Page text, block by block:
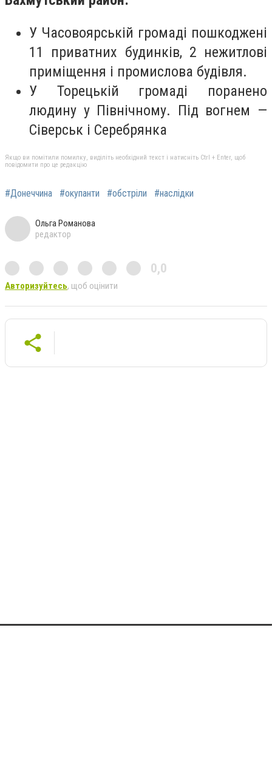
У Часовоярській громаді пошкоджені
11 приватних будинків, 2 нежитлові
приміщення і промислова будівля.
У Торецькій громаді поранено
людину у Північному. Під вогнем —
Сіверськ і Серебрянка
Якщо ви помітили помилку, виділіть необхідний текст і натисніть Ctrl + Enter, щоб
повідомити про це редакцію
#Донеччина #окупанти #обстріли #наслідки
Ольга Романова
редактор
0,0
Авторизуйтесь, щоб оцінити